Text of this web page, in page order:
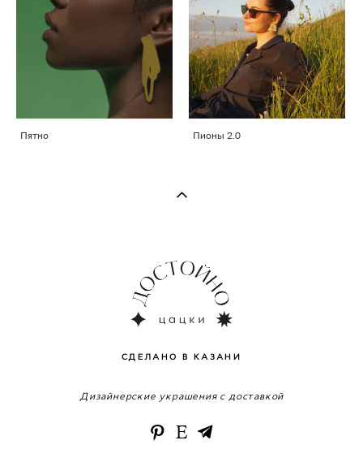
Пятно Пионы 2.0
СДЕЛАНО В КАЗАНИ
Дизайнерские украшения с доставкой